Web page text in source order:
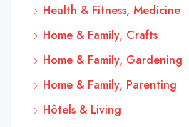
Health & Fitness, Medicine
Home & Family, Crafts
Home & Family, Gardening
Home & Family, Parenting
Hôtels & Living